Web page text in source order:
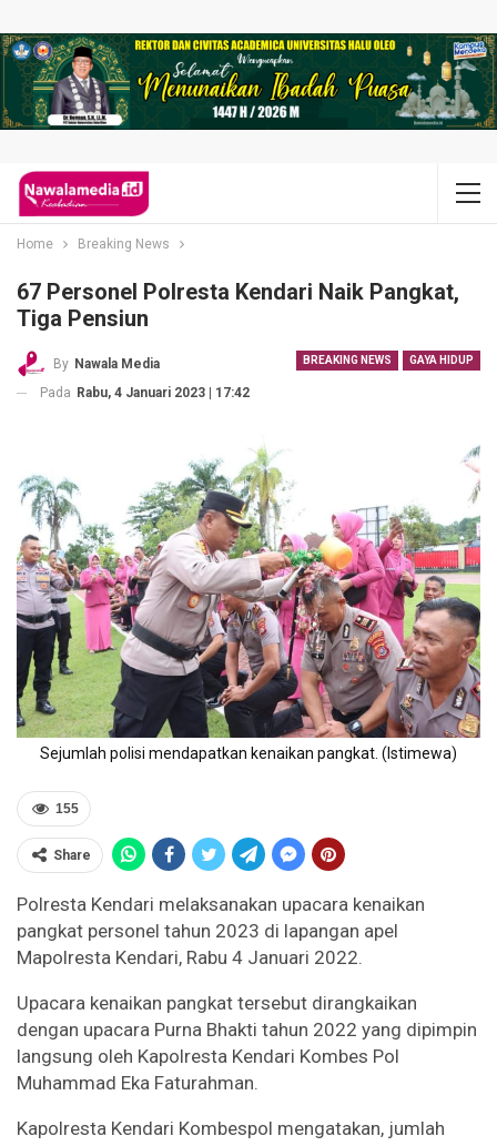
Home Breaking News
67 Personel Polresta Kendari Naik Pangkat,
Tiga Pensiun
BREAKING NEWS GAYA HIDUP
By Nawala Media
Pada Rabu, 4 Januari 2023 | 17:42
Sejumlah polisi mendapatkan kenaikan pangkat. (Istimewa)
155
Share
Polresta Kendari melaksanakan upacara kenaikan
pangkat personel tahun 2023 di lapangan apel
Mapolresta Kendari, Rabu 4 Januari 2022.
Upacara kenaikan pangkat tersebut dirangkaikan
dengan upacara Purna Bhakti tahun 2022 yang dipimpin
langsung oleh Kapolresta Kendari Kombes Pol
Muhammad Eka Faturahman.
Kapolresta Kendari Kombespol mengatakan, jumlah